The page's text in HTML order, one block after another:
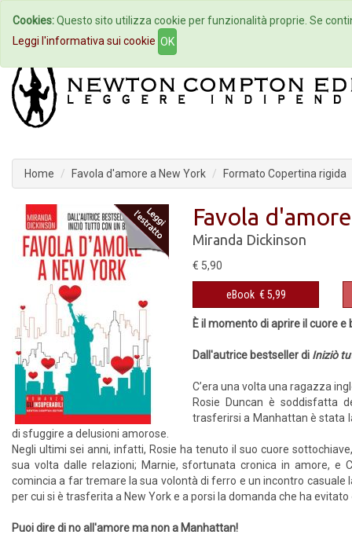
Home Autori Eventi
Home Favola d'amore a New York Formato Copertina rigida
Favola
Miranda Dickinson
€ 5,90
eBook € 5,99
È il momento di aprire il cuore e
Dall'autrice bestseller di Iniziò
C’era una volta una ragazza
Rosie Duncan è soddisfatta
trasferirsi a Manhattan è stata
di sfuggire a delusioni amorose.
Negli ultimi sei anni, infatti, Rosie ha tenuto il suo cuore
sua volta dalle relazioni; Marnie, sfortunata cronica in amore, e
comincia a far tremare la sua volontà di ferro e un incontro
per cui si è trasferita a New York e a porsi la domanda che ha
Puoi dire di no all'amore ma non a Manhattan!
Cookies:Questo sito utilizza cookie per funzionalità proprie. Se
Leggi l'informativa sui cookie OK